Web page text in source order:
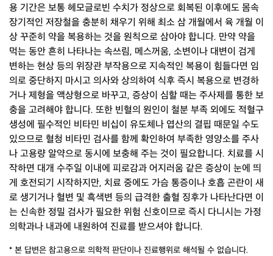
용 기간은 보통 헤모글로빈 수치가 정상으로 회복된 이후에도 몸속
장기적인 저장철을 충분히 채우기 위해 최소 삼 개월에서 육 개월 이
상 꾸준히 약을 복용하는 것을 원칙으로 삼아야 합니다. 만약 약을
먹는 동안 흔히 나타나는 속쓰림, 메스꺼움, 소변이나 대변이 검게
변하는 현상 등의 위장관 부작용으로 지속적인 복용이 힘들다면 임
의로 중단하지 마시고 의사와 상의하여 식후 즉시 복용으로 변경하
거나 제형을 액상형으로 바꾸고, 증상이 심할 때는 주사제를 통한 보
충을 고려해야 합니다. 또한 빈혈의 원인이 철분 부족 외에도 적혈구
생성에 필수적인 비타민 비십이 유도체나 엽산의 결핍 때문일 수도
있으므로 혈청 비타민 검사를 함께 확인하여 부족한 영양소를 주사
나 고용량 알약으로 동시에 보충해 주는 것이 필요합니다. 치료를 시
작하면 대개 수주일 이내에 피로감과 어지러움 같은 증상이 눈에 띄
게 호전되기 시작하지만, 치료 중에도 가슴 통증이나 호흡 곤란이 새
로 생기거나 혈변 및 흑색변 등의 급격한 출혈 징후가 나타난다면 이
는 신속한 정밀 검사가 필요한 위험 신호이므로 즉시 다니시는 가정
의학과나 내과에 내원하여 진료를 받으셔야 합니다.
* 본 답변은 참고용으로 의학적 판단이나 진료행위로 해석될 수 없습니다.